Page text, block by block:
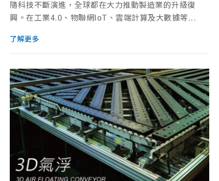
隨科技不斷演進，全球都在大力推動製造業的升級復
興。在工業4.0、物聯網IoT、雲端計算及大數據等...
了解更多